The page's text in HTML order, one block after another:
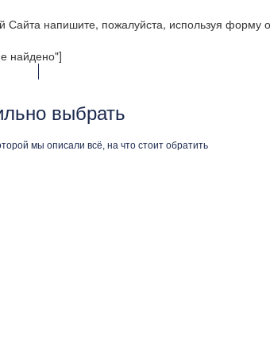
Сайта напишите, пожалуйста, используя форму
найдено"]
выбрать
мы описали всё, на что стоит обратить